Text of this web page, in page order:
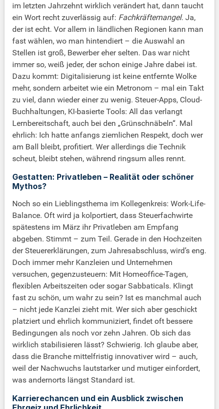
im letzten Jahrzehnt wirklich verändert hat, dann taucht
ein Wort recht zuverlässig auf: Fachkräftemangel. Ja,
der ist echt. Vor allem in ländlichen Regionen kann man
fast wählen, wo man hintendiert – die Auswahl an
Stellen ist groß, Bewerber eher selten. Das war nicht
immer so, weiß jeder, der schon einige Jahre dabei ist.
Dazu kommt: Digitalisierung ist keine entfernte Wolke
mehr, sondern arbeitet wie ein Metronom – mal ein Takt
zu viel, dann wieder einer zu wenig. Steuer-Apps, Cloud-
Buchhaltungen, KI-basierte Tools: All das verlangt
Lernbereitschaft, auch bei den „Grünschnäbeln“. Mal
ehrlich: Ich hatte anfangs ziemlichen Respekt, doch wer
am Ball bleibt, profitiert. Wer allerdings die Technik
scheut, bleibt stehen, während ringsum alles rennt.
Gestatten: Privatleben – Realität oder schöner
Mythos?
Noch so ein Lieblingsthema im Kollegenkreis: Work-Life-
Balance. Oft wird ja kolportiert, dass Steuerfachwirte
spätestens im März ihr Privatleben am Empfang
abgeben. Stimmt – zum Teil. Gerade in den Hochzeiten
der Steuererklärungen, zum Jahresabschluss, wird’s eng.
Doch immer mehr Kanzleien und Unternehmen
versuchen, gegenzusteuern: Mit Homeoffice-Tagen,
flexiblen Arbeitszeiten oder sogar Sabbaticals. Klingt
fast zu schön, um wahr zu sein? Ist es manchmal auch
– nicht jede Kanzlei zieht mit. Wer sich aber geschickt
platziert und ehrlich kommuniziert, findet oft bessere
Bedingungen als noch vor zehn Jahren. Ob sich das
wirklich stabilisieren lässt? Schwierig. Ich glaube aber,
dass die Branche mittelfristig innovativer wird – auch,
weil der Nachwuchs lautstarker und mutiger einfordert,
was andernorts längst Standard ist.
Karrierechancen und ein Ausblick zwischen